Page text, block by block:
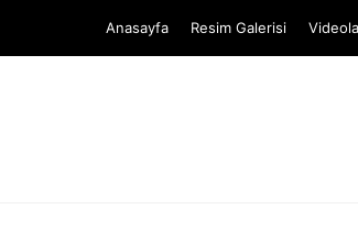
Anasayfa Resim Galerisi